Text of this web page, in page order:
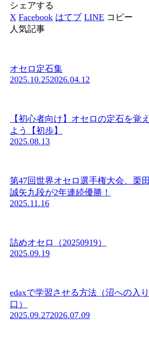
シェアする
X Facebook はてブ LINE コピー
人気記事
オセロ定石集
2025.10.252026.04.12
【初心者向け】オセロの定石を覚え
よう【初歩】
2025.08.13
第47回世界オセロ選手権大会、栗田
誠矢九段が2年連続優勝！
2025.11.16
詰めオセロ（20250919）
2025.09.19
edaxで学習させる方法（沼への入り
口）
2025.09.272026.07.09